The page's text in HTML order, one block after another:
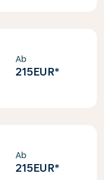
Ab
215EUR*
Ab
215EUR*